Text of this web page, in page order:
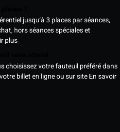
jusqu’à 3 places par séances,
hors séances spéciales et
plus
choisissez votre fauteuil préféré dans
billet en ligne ou sur siteEn savoir